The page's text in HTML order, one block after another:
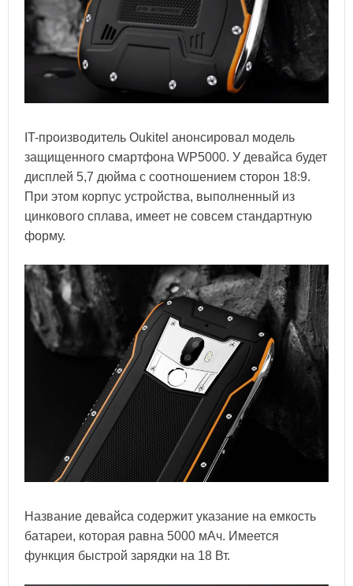
IT-производитель Oukitel анонсировал модель
защищенного смартфона WP5000. У девайса будет
дисплей 5,7 дюйма с соотношением сторон 18:9.
При этом корпус устройства, выполненный из
цинкового сплава, имеет не совсем стандартную
форму.
Название девайса содержит указание на емкость
батареи, которая равна 5000 мАч. Имеется
функция быстрой зарядки на 18 Вт.